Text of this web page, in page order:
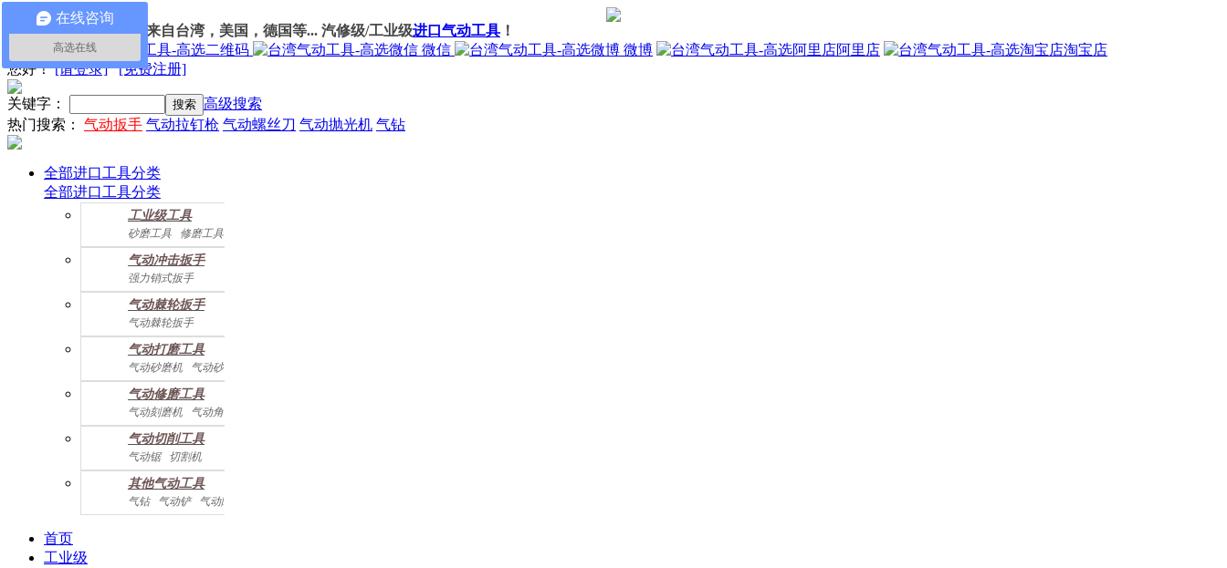
100%进口气动工具： 来自台湾，美国，德国等... 汽修级/工业级进口气动工具 ！
我的订单
微信 微博 阿里店
淘宝店
您好！[请登录] [免费注册]
关键字：
高级搜索
热门搜索： 气动扳手 气动拉钉枪 气动螺丝刀 气动抛光机 气钻
全部进口工具分类
全部进口工具分类
工业级工具
砂磨工具
修磨工具
建筑工具 气动螺丝起子
气动配件
气动冲击扳手
强力销式扳手
双鎚打式扳手
双环锤打式扳手
强力冲击扳手
迷你冲击扳手
直角式冲击扭力扳手
气动棘轮扳手
气动棘轮扳手
迷你棘轮扳手
气动打磨工具
气动砂磨机
气动砂带机
气动抛光机 胎磨/除胶机
气动修磨工具
气动刻磨机 气动角磨机
气动切削工具
气动锯 切割机
气动曲线剪
其他气动工具
气钻 气动铲 气动除锈机
气动拉钉机 气动喷漆枪
首页
工业级
在线咨询
高选在线